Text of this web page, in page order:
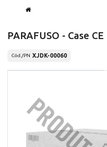
PARAFUSO - Case CE
Cód./PN XJDK-00060